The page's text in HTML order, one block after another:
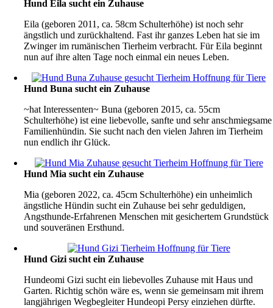
Hund Eila sucht ein Zuhause
Eila (geboren 2011, ca. 58cm Schulterhöhe) ist noch sehr
ängstlich und zurückhaltend. Fast ihr ganzes Leben hat sie im
Zwinger im rumänischen Tierheim verbracht. Für Eila beginnt
nun auf ihre alten Tage noch einmal ein neues Leben.
Hund Buna sucht ein Zuhause
~hat Interessenten~ Buna (geboren 2015, ca. 55cm
Schulterhöhe) ist eine liebevolle, sanfte und sehr anschmiegsame
Familienhündin. Sie sucht nach den vielen Jahren im Tierheim
nun endlich ihr Glück.
Hund Mia sucht ein Zuhause
Mia (geboren 2022, ca. 45cm Schulterhöhe) ein unheimlich
ängstliche Hündin sucht ein Zuhause bei sehr geduldigen,
Angsthunde-Erfahrenen Menschen mit gesichertem Grundstück
und souveränen Ersthund.
Hund Gizi sucht ein Zuhause
Hundeomi Gizi sucht ein liebevolles Zuhause mit Haus und
Garten. Richtig schön wäre es, wenn sie gemeinsam mit ihrem
langjährigen Wegbegleiter Hundeopi Persy einziehen dürfte.